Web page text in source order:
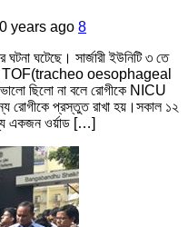
years ago 8
ঘটেছে। সার্জারী ইউনিটি ৩ তে
oesophageal
ছিলো না বলে রোগীকে NICU
রোগীকে প্রস্তুত রাখা হয়।সকাল ১২
একজন ওর্য়াড […]